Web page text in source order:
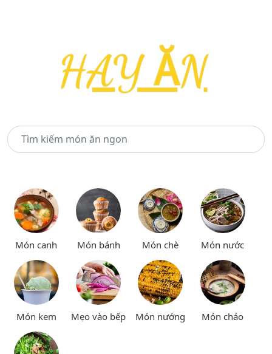
Món canh Món bánh Món chè Món nước
Món kem Mẹo vào bếp Món nướng Món cháo